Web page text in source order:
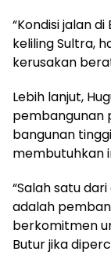
“Kondisi jalan
keliling Sultra,
kerusakan
Lebih lanjut,
pembangunan
bangunan
membutuhkan
“Salah satu
adalah
berkomitmen
Butur jika